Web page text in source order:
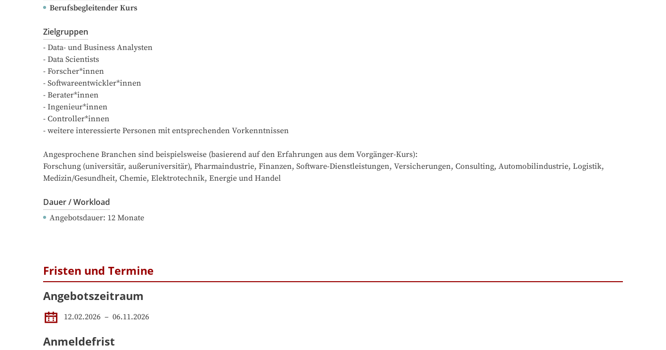
Berufsbegleitender Kurs
Zielgruppen
- Data- und Business Analysten
- Data Scientists
- Forscher*innen
- Softwareentwickler*innen
- Berater*innen
- Ingenieur*innen
- Controller*innen
- weitere interessierte Personen mit entsprechenden Vorkenntnissen
Angesprochene Branchen sind beispielsweise (basierend auf den Erfahrungen aus dem Vorgänger-Kurs):
Forschung (universitär, außeruniversitär), Pharmaindustrie, Finanzen, Software-Dienstleistungen, Versicherungen, Consulting, Automobilindustrie, Logistik,
Medizin/Gesundheit, Chemie, Elektrotechnik, Energie und Handel
Dauer / Workload
Angebotsdauer: 12 Monate
Fristen und Termine
Angebotszeitraum
12.02.2026 – 06.11.2026
Anmeldefrist